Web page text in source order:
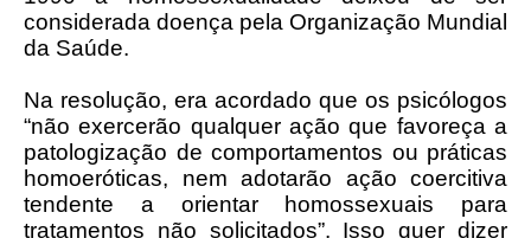
considerada doença pela Organização Mundial
da Saúde.
Na resolução, era acordado que os psicólogos
“não exercerão qualquer ação que favoreça a
patologização de comportamentos ou práticas
homoeróticas, nem adotarão ação coercitiva
tendente a orientar homossexuais para
tratamentos não solicitados”. Isso quer dizer